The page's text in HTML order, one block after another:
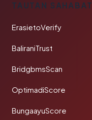
TAUTAN SAHABAT
ErasietoVerify
BaliraniTrust
BridgbmsScan
OptimadiScore
BungaayuScore